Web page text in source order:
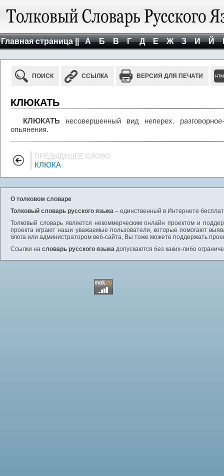
Главная страница || А Б В Г Д Е Ж З И Й
ПОИСК ССЫЛКА ВЕРСИЯ ДЛЯ ПЕЧАТИ
КЛЮКАТЬ
КЛЮКАТЬ несовершенный вид неперех.
опьянения.
ПРЕДЫДУЩЕЕ СЛОВО
КЛЮКА
О толковом словаре
Толковый словарь русского языка – единственный в Интернете
Толковый словарь является некоммерческим онлайн проектом и
проекта играют наши уважаемые пользователи, которые помогают
блога или администратором веб-сайта, Вы тоже можете поддержать
Ссылки на словарь русского языка допускаются без каких-либо